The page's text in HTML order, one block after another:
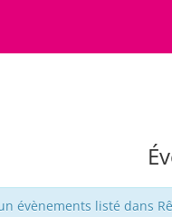
évènements listé dans